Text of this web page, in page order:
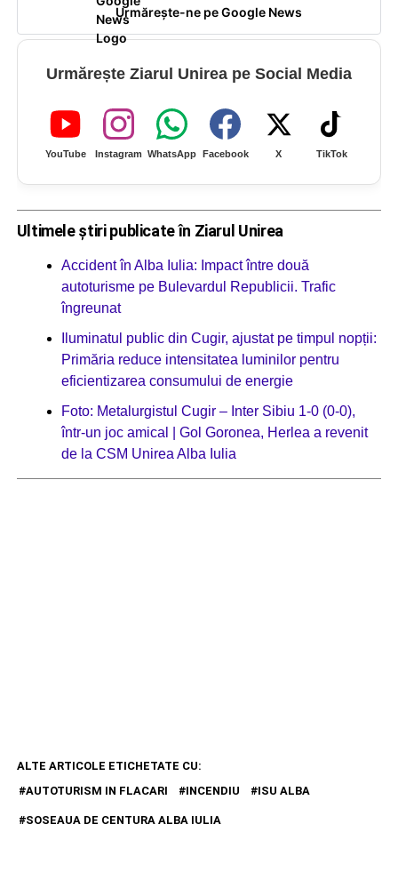
Urmărește-ne pe Google News
Urmărește Ziarul Unirea pe Social Media
YouTube Instagram WhatsApp Facebook X TikTok
Ultimele știri publicate în Ziarul Unirea
Accident în Alba Iulia: Impact între două
autoturisme pe Bulevardul Republicii. Trafic
îngreunat
Iluminatul public din Cugir, ajustat pe timpul nopții:
Primăria reduce intensitatea luminilor pentru
eficientizarea consumului de energie
Foto: Metalurgistul Cugir – Inter Sibiu 1-0 (0-0),
într-un joc amical | Gol Goronea, Herlea a revenit
de la CSM Unirea Alba Iulia
ALTE ARTICOLE ETICHETATE CU:
AUTOTURISM IN FLACARI
INCENDIU ISU ALBA
SOSEAUA DE CENTURA ALBA IULIA